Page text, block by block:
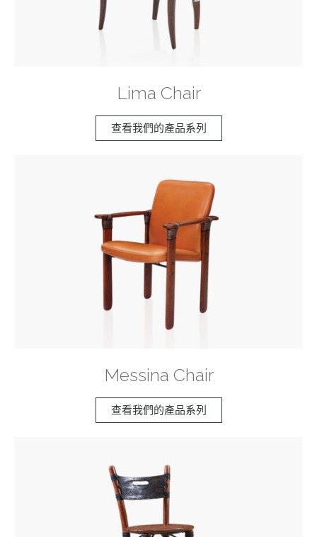
Lima Chair
查看我們的產品系列
Messina Chair
查看我們的產品系列